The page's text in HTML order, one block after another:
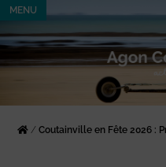
MENU
/Coutainville en Fête 2026 :